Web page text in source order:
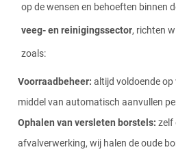
op de wensen en behoeften binnen
veeg- en reinigingssector, richten
zoals:
Voorraadbeheer: altijd voldoende
middel van automatisch aanvullen
Ophalen van versleten borstels: zelf
afvalverwerking, wij halen de oude